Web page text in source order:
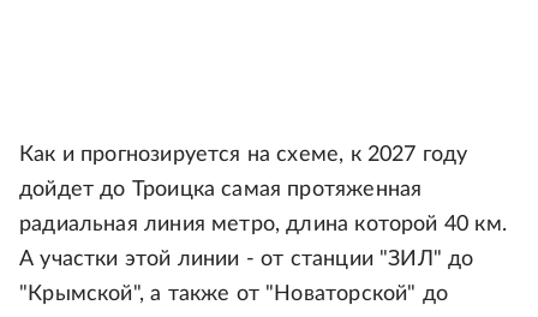
Как и прогнозируется на схеме, к 2027 году
дойдет до Троицка самая протяженная
радиальная линия метро, длина которой 40 км.
А участки этой линии - от станции "ЗИЛ" до
"Крымской", а также от "Новаторской" до